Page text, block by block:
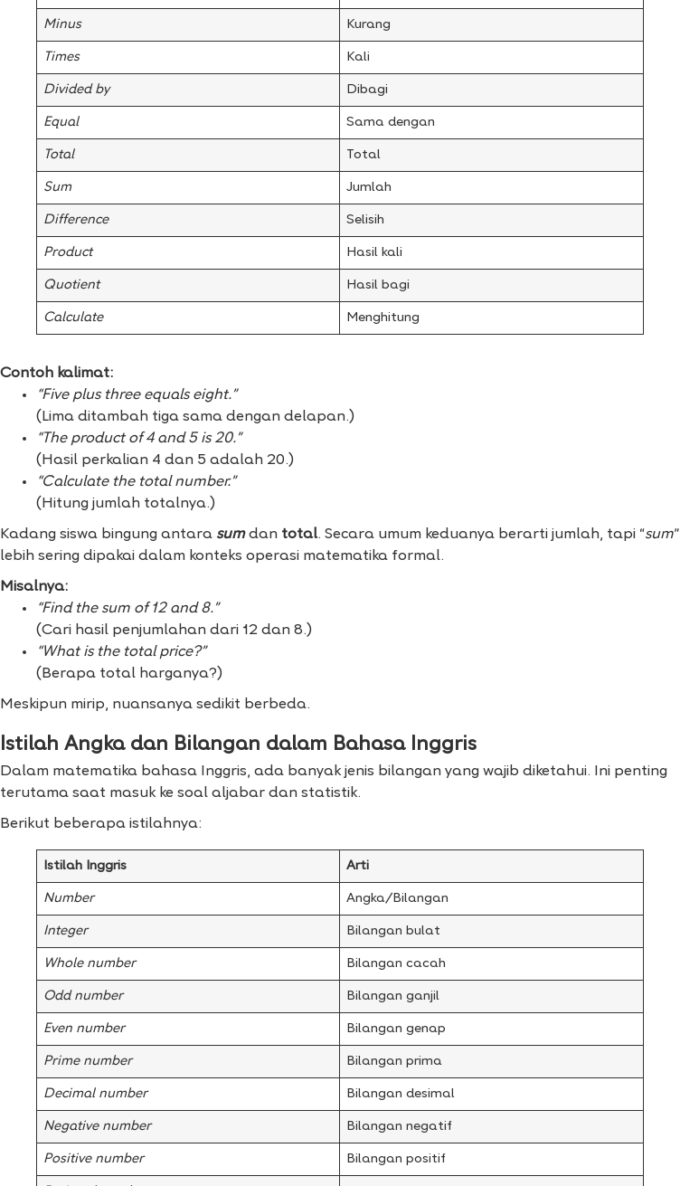
Minus Kurang
Times Kali
Divided by Dibagi
Equal Sama dengan
Total Total
Sum Jumlah
Difference Selisih
Product Hasil kali
Quotient Hasil bagi
Calculate Menghitung
Contoh kalimat:
“Five plus three equals eight.”
(Lima ditambah tiga sama dengan delapan.)
“The product of 4 and 5 is 20.”
(Hasil perkalian 4 dan 5 adalah 20.)
“Calculate the total number.”
(Hitung jumlah totalnya.)
Kadang siswa bingung antara sumdan total. Secara umum keduanya berarti jumlah, tapi “sum”
lebih sering dipakai dalam konteks operasi matematika formal.
Misalnya:
“Find the sum of 12 and 8.”
(Cari hasil penjumlahan dari 12 dan 8.)
“What is the total price?”
(Berapa total harganya?)
Meskipun mirip, nuansanya sedikit berbeda.
Istilah Angka dan Bilangan dalam Bahasa Inggris
Dalam matematika bahasa Inggris, ada banyak jenis bilangan yang wajib diketahui. Ini penting
terutama saat masuk ke soal aljabar dan statistik.
Berikut beberapa istilahnya:
Istilah Inggris Arti
Number Angka/Bilangan
Integer Bilangan bulat
Whole number Bilangan cacah
Odd number Bilangan ganjil
Even number Bilangan genap
Prime number Bilangan prima
Decimal number Bilangan desimal
Negative number Bilangan negatif
Positive number Bilangan positif